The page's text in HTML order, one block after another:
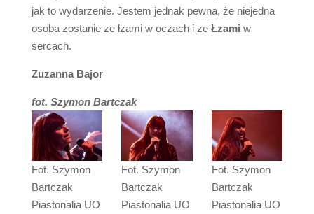
jak to wydarzenie. Jestem jednak pewna, że niejedna
osoba zostanie ze łzami w oczach i ze Łzami w
sercach.
Zuzanna Bajor
fot. Szymon Bartczak
Fot. Szymon
Bartczak
Piastonalia UO
Fot. Szymon
Bartczak
Piastonalia UO
Fot. Szymon
Bartczak
Piastonalia UO